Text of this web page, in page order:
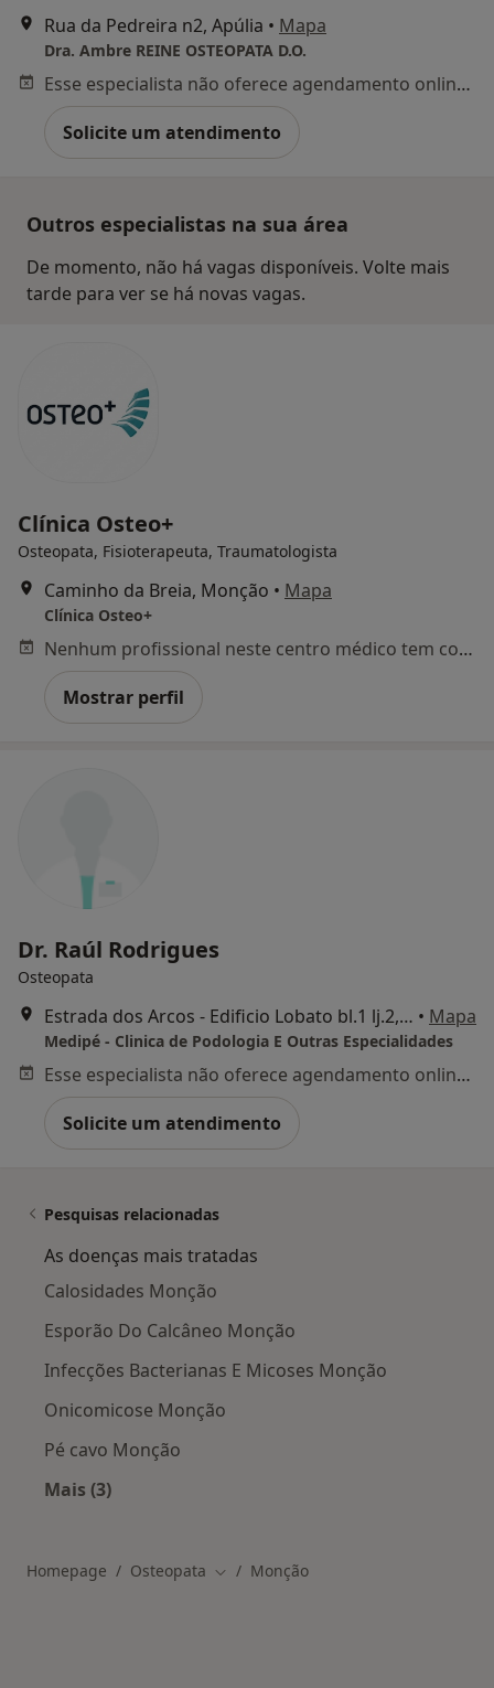
Rua da Pedreira n2, Apúlia • Mapa
Dra. Ambre REINE OSTEOPATA D.O.
Esse especialista não oferece agendamento online para esse endereço.
Solicite um atendimento
Outros especialistas na sua área
De momento, não há vagas disponíveis. Volte mais
tarde para ver se há novas vagas.
Clínica Osteo+
Osteopata, Fisioterapeuta, Traumatologista
Caminho da Breia, Monção • Mapa
Clínica Osteo+
Nenhum profissional neste centro médico tem consultas disponíveis
Mostrar perfil
Dr. Raúl Rodrigues
Osteopata
Estrada dos Arcos - Edificio Lobato bl.1 lj.2, Monção • Mapa
Medipé - Clinica de Podologia E Outras Especialidades
Esse especialista não oferece agendamento online para esse endereço.
Solicite um atendimento
Pesquisas relacionadas
As doenças mais tratadas
Calosidades Monção
Esporão Do Calcâneo Monção
Infecções Bacterianas E Micoses Monção
Onicomicose Monção
Pé cavo Monção
Mais (3)
Homepage Osteopata Mudar de cidade
Monção